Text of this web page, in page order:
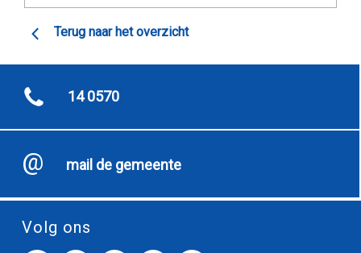
Terug naar het overzicht
14 0570
mail de gemeente
Volg ons